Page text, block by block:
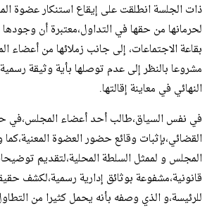
ذات الجلسة انطلقت على إيقاع استنكار عضوة
لحرمانها من حقها في التداول،معتبرة أن
بقاعة الاجتماعات، إلى جانب زملائها من أعضاء
مشروعا بالنظر إلى عدم توصلها بأية وثيقة
النهائي في معاينة إقالتها.
في نفس السياق،طالب أحد أعضاء المجلس،في
القضائي،بإثبات وقائع حضور العضوة
المجلس و لممثل السلطة المحلية،لتقديم
قانونية،مشفوعة بوثائق إدارية رسمية،لكشف
للرئيسة،و الذي وصفه بأنه يحمل كثيرا من